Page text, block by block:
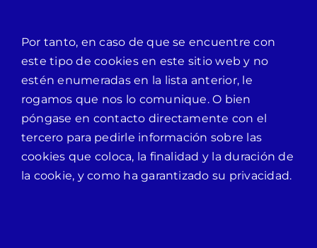
Por tanto, en caso de que se encuentre con
este tipo de cookies en este sitio web y no
estén enumeradas en la lista anterior, le
rogamos que nos lo comunique. O bien
póngase en contacto directamente con el
tercero para pedirle información sobre las
cookies que coloca, la finalidad y la duración de
la cookie, y como ha garantizado su privacidad.